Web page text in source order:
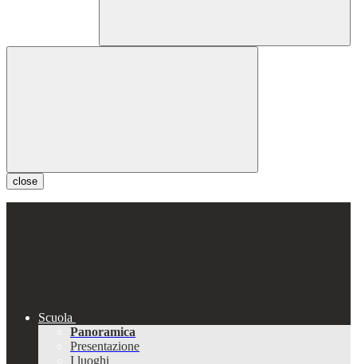
close
Scuola
Panoramica
Presentazione
I luoghi